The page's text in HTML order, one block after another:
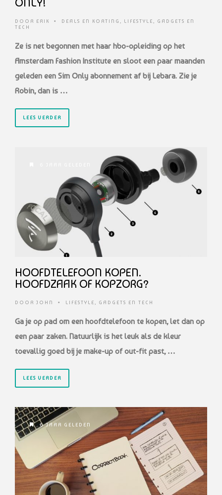
DOOR ERIK • DEALS EN KORTING , LIFESTYLE, GADGETS EN
TECH
Ze is net begonnen met haar hbo-opleiding op het
Amsterdam Fashion Institute en sloot een paar maanden
geleden een Sim Only abonnement af bij Lebara. Zie je
Robin, dan is …
LEES VERDER
HOOFDTELEFOON KOPEN.
HOOFDZAAK OF KOPZORG?
DOOR JOHN • LIFESTYLE, GADGETS EN TECH
Ga je op pad om een hoofdtelefoon te kopen, let dan op
een paar zaken. Natuurlijk is het leuk als de kleur
toevallig goed bij je make-up of out-fit past, …
LEES VERDER
6 JAAR GELEDEN